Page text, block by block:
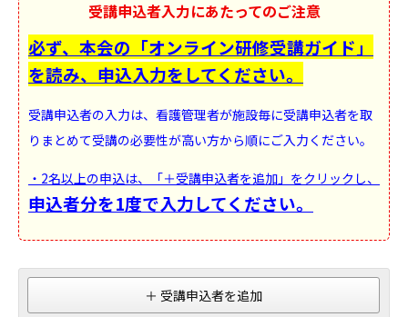
受講申込者入力にあたってのご注意
必ず、本会の「オンライン研修受講ガイド」
を読み、申込入力をしてください。
受講申込者の入力は、看護管理者が施設毎に受講申込者を取
りまとめて受講の必要性が高い方から順にご入力ください。
・2名以上の申込は、「＋受講申込者を追加」をクリックし、
申込者分を1度で入力してください。
＋ 受講申込者を追加